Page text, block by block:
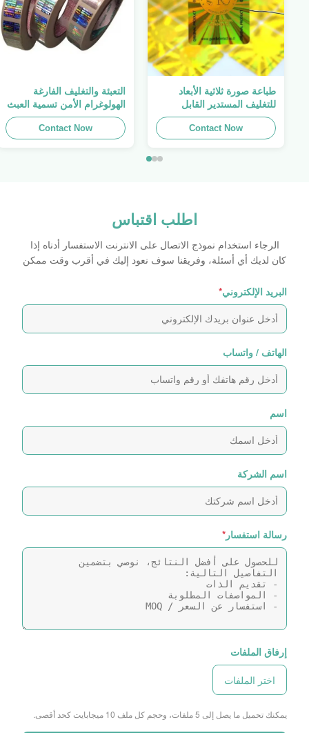
طباعة صورة ثلاثية الأبعاد
للتغليف المستدير القابل
للطباعة ، الملصق الأصلي ،
صفائح لاصقة ذاتية اللصق
Contact Now
التعبئة والتغليف الفارغة
الهولوغرام الأمن تسمية العبث
واضح ملصق الهولوغرام شعار
الليزر
Contact Now
اطلب اقتباس
الرجاء استخدام نموذج الاتصال على الانترنت الاستفسار أدناه إذا
كان لديك أي أسئلة، وفريقنا سوف نعود إليك في أقرب وقت ممكن
البريد الإلكتروني*
الهاتف / واتساب
اسم
اسم الشركة
رسالة استفسار *
إرفاق الملفات
اختر الملفات
يمكنك تحميل ما يصل إلى 5 ملفات، وحجم كل ملف 10 ميجابايت كحد أقصى.